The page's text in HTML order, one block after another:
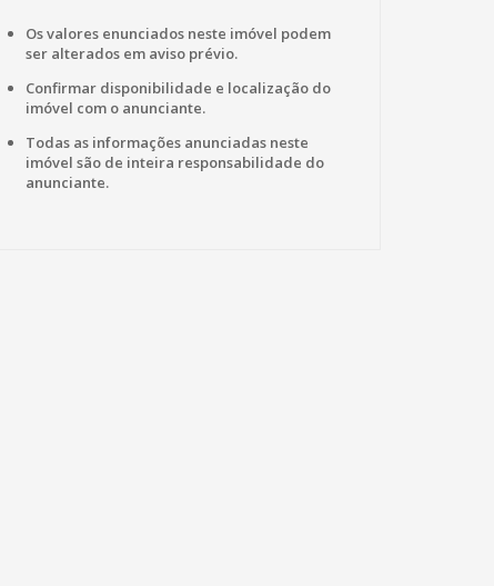
Os valores enunciados neste imóvel podem
ser alterados em aviso prévio.
Confirmar disponibilidade e localização do
imóvel com o anunciante.
Todas as informações anunciadas neste
imóvel são de inteira responsabilidade do
anunciante.